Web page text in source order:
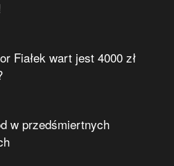
Fiałek wart jest 4000 zł
w przedśmiertnych